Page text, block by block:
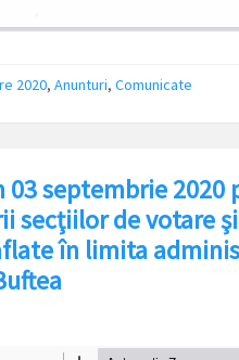
2020, Anunturi, Comunicate
03 septembrie 2020
secţiilor de votare
în limita